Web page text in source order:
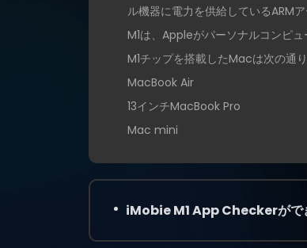
ル機器に電力を供給しているARM
M1は、Appleがパーソナルコンピ
M1チップを搭載したMacは次の通り
MacBook Air
13インチMacBook Pro
Mac mini
iMobie M1 App Checkerがで